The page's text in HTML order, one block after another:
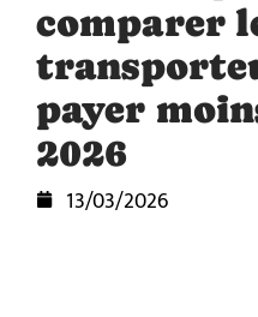
comparer
payer
2026
13/03/2026